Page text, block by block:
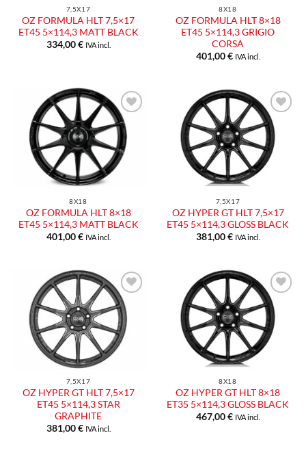
7,5X17
OZ FORMULA HLT 7,5×17
ET45 5×114,3 MATT BLACK
334,00€ IVA incl.
8X18
OZ FORMULA HLT 8×18
ET45 5×114,3 GRIGIO
CORSA
401,00€ IVA incl.
8X18
OZ FORMULA HLT 8×18
ET45 5×114,3 MATT BLACK
401,00€ IVA incl.
7,5X17
OZ HYPER GT HLT 7,5×17
ET45 5×114,3 GLOSS BLACK
381,00€ IVA incl.
7,5X17
OZ HYPER GT HLT 7,5×17
ET45 5×114,3 STAR
GRAPHITE
381,00€ IVA incl.
8X18
OZ HYPER GT HLT 8×18
ET35 5×114,3 GLOSS BLACK
467,00€ IVA incl.